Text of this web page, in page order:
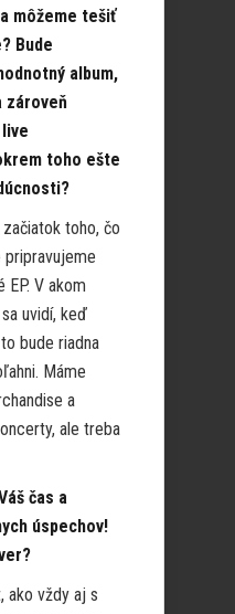
môžeme tešiť
Bude
album,
zároveň
toho ešte
toho, čo
pripravujeme
EP. V akom
uvidí, keď
bude riadna
Máme
a
ale treba
čas a
úspechov!
ako vždy aj s